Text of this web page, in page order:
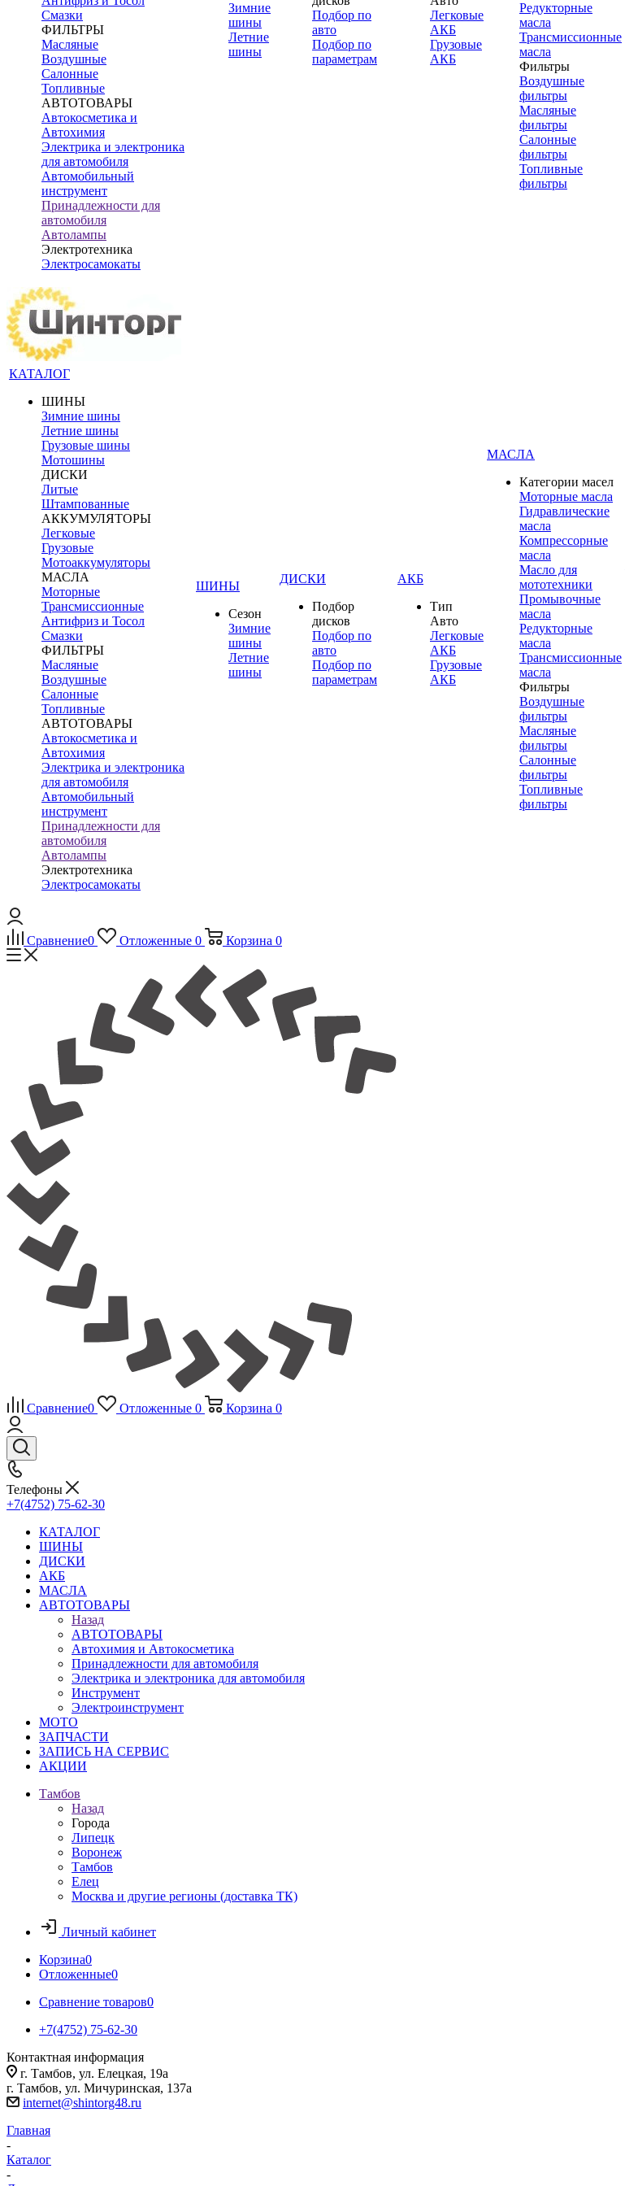
Смазки
ФИЛЬТРЫ
Масляные
Воздушные
Салонные
Топливные
АВТОТОВАРЫ
Автокосметика и
Автохимия
Электрика и электроника
для автомобиля
Автомобильный
инструмент
Принадлежности для
автомобиля
Автолампы
Электротехника
Электросамокаты
Зимние
шины
Летние
шины
Подбор по
авто
Подбор по
параметрам
Легковые
АКБ
Грузовые
АКБ
Редукторные
масла
Трансмиссионные
масла
Фильтры
Воздушные
фильтры
Масляные
фильтры
Салонные
фильтры
Топливные
фильтры
КАТАЛОГ
ШИНЫ
Зимние шины
Летние шины
Грузовые шины
Мотошины
ДИСКИ
Литые
Штампованные
АККУМУЛЯТОРЫ
Легковые
Грузовые
Мотоаккумуляторы
МАСЛА
Моторные
Трансмиссионные
Антифриз и Тосол
Смазки
ФИЛЬТРЫ
Масляные
Воздушные
Салонные
Топливные
АВТОТОВАРЫ
Автокосметика и
Автохимия
Электрика и электроника
для автомобиля
Автомобильный
инструмент
Принадлежности для
автомобиля
Автолампы
Электротехника
Электросамокаты
ШИНЫ
Сезон
Зимние
шины
Летние
шины
ДИСКИ
Подбор
дисков
Подбор по
авто
Подбор по
параметрам
АКБ
Тип
Авто
Легковые
АКБ
Грузовые
АКБ
МАСЛА
Категории масел
Моторные масла
Гидравлические
масла
Компрессорные
масла
Масло для
мототехники
Промывочные
масла
Редукторные
масла
Трансмиссионные
масла
Фильтры
Воздушные
фильтры
Масляные
фильтры
Салонные
фильтры
Топливные
фильтры
Сравнение0 Отложенные 0 Корзина 0
Сравнение0 Отложенные 0 Корзина 0
Телефоны
+7(4752) 75-62-30
КАТАЛОГ
ШИНЫ
ДИСКИ
АКБ
МАСЛА
АВТОТОВАРЫ
Назад
АВТОТОВАРЫ
Автохимия и Автокосметика
Принадлежности для автомобиля
Электрика и электроника для автомобиля
Инструмент
Электроинструмент
МОТО
ЗАПЧАСТИ
ЗАПИСЬ НА СЕРВИС
АКЦИИ
Тамбов
Назад
Города
Липецк
Воронеж
Тамбов
Елец
Москва и другие регионы (доставка ТК)
Личный кабинет
Корзина0
Отложенные0
Сравнение товаров0
+7(4752) 75-62-30
Контактная информация
г. Тамбов, ул. Елецкая, 19а
г. Тамбов, ул. Мичуринская, 137а
internet@shintorg48.ru
Главная
-
Каталог
-